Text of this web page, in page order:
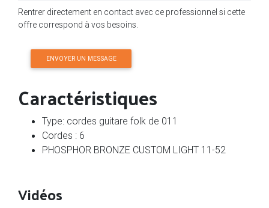
Rentrer directement en contact avec ce professionnel si cette
offre correspond à vos besoins.
ENVOYER UN MESSAGE
Caractéristiques
Type: cordes guitare folk de 011
Cordes : 6
PHOSPHOR BRONZE CUSTOM LIGHT 11-52
Vidéos